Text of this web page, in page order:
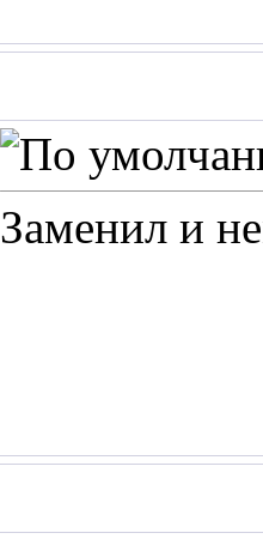
Заменил и